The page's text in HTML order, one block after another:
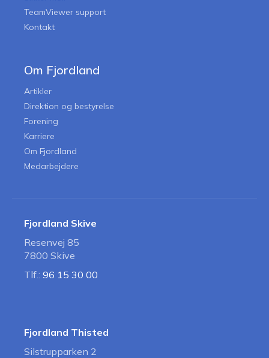
TeamViewer support
Kontakt
Om Fjordland
Artikler
Direktion og bestyrelse
Forening
Karriere
Om Fjordland
Medarbejdere
Fjordland Skive
Resenvej 85
7800 Skive
Tlf.: 96 15 30 00
Fjordland Thisted
Silstrupparken 2